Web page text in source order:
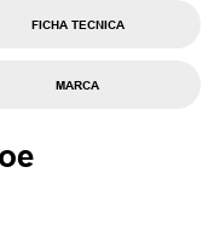
FICHA TECNICA
MARCA